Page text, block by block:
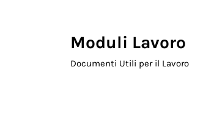
Moduli Lavoro
Documenti Utili per il Lavoro